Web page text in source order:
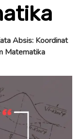
Absis: Koordinat
Matematika